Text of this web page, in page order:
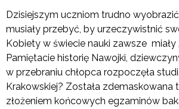
Dzisiejszym uczniom trudno
musiały przebyć, by urzeczywistnić
Kobiety w świecie nauki zawsze miały
Pamiętacie historię Nawojki,
w przebraniu chłopca rozpoczęła
Krakowskiej? Została zdemaskowana
złożeniem końcowych egzaminów